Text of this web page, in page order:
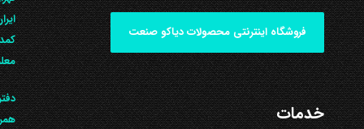
فروشگاه اینترنتی محصولات دیاکو صنعت
خدمات